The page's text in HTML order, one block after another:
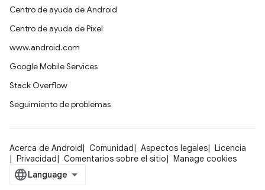
Centro de ayuda de Android
Centro de ayuda de Pixel
www.android.com
Google Mobile Services
Stack Overflow
Seguimiento de problemas
Acerca de Android Comunidad Aspectos legales
Licencia
Privacidad
Comentarios sobre el sitio Manage cookies